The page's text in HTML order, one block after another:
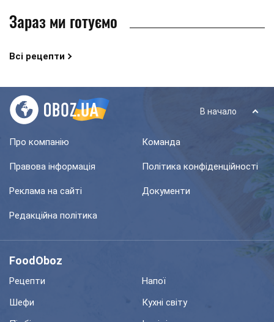
Зараз ми готуємо
Всі рецепти
В начало
Про компанію Команда
Правова інформація Політика конфіденційності
Реклама на сайті Документи
Редакційна політика
FoodOboz
Рецепти
Напої
Шефи
Кухні світу